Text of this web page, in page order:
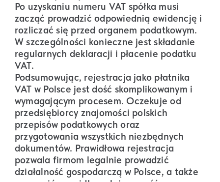
Po uzyskaniu numeru VAT spółka musi
zacząć prowadzić odpowiednią ewidencję i
rozliczać się przed organem podatkowym.
W szczególności konieczne jest składanie
regularnych deklaracji i płacenie podatku
VAT.
Podsumowując, rejestracja jako płatnika
VAT w Polsce jest dość skomplikowanym i
wymagającym procesem. Oczekuje od
przedsiębiorcy znajomości polskich
przepisów podatkowych oraz
przygotowania wszystkich niezbędnych
dokumentów. Prawidłowa rejestracja
pozwala firmom legalnie prowadzić
działalność gospodarczą w Polsce, a także